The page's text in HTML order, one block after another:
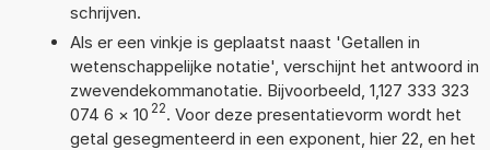
schrijven.
Als er een vinkje is geplaatst naast 'Getallen in
wetenschappelijke notatie', verschijnt het antwoord in
zwevendekommanotatie. Bijvoorbeeld, 1,127 333 323
074 6 × 10 22. Voor deze presentatievorm wordt het
getal gesegmenteerd in een exponent, hier 22, en het